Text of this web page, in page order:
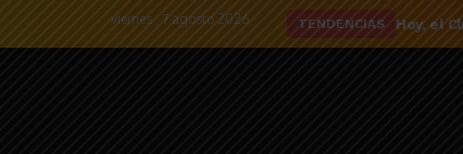
viernes , 7 agosto 2026 TENDENCIAS El